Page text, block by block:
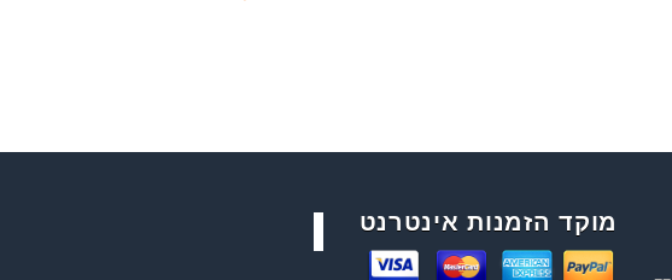
מוקד הזמנות אינטרנט